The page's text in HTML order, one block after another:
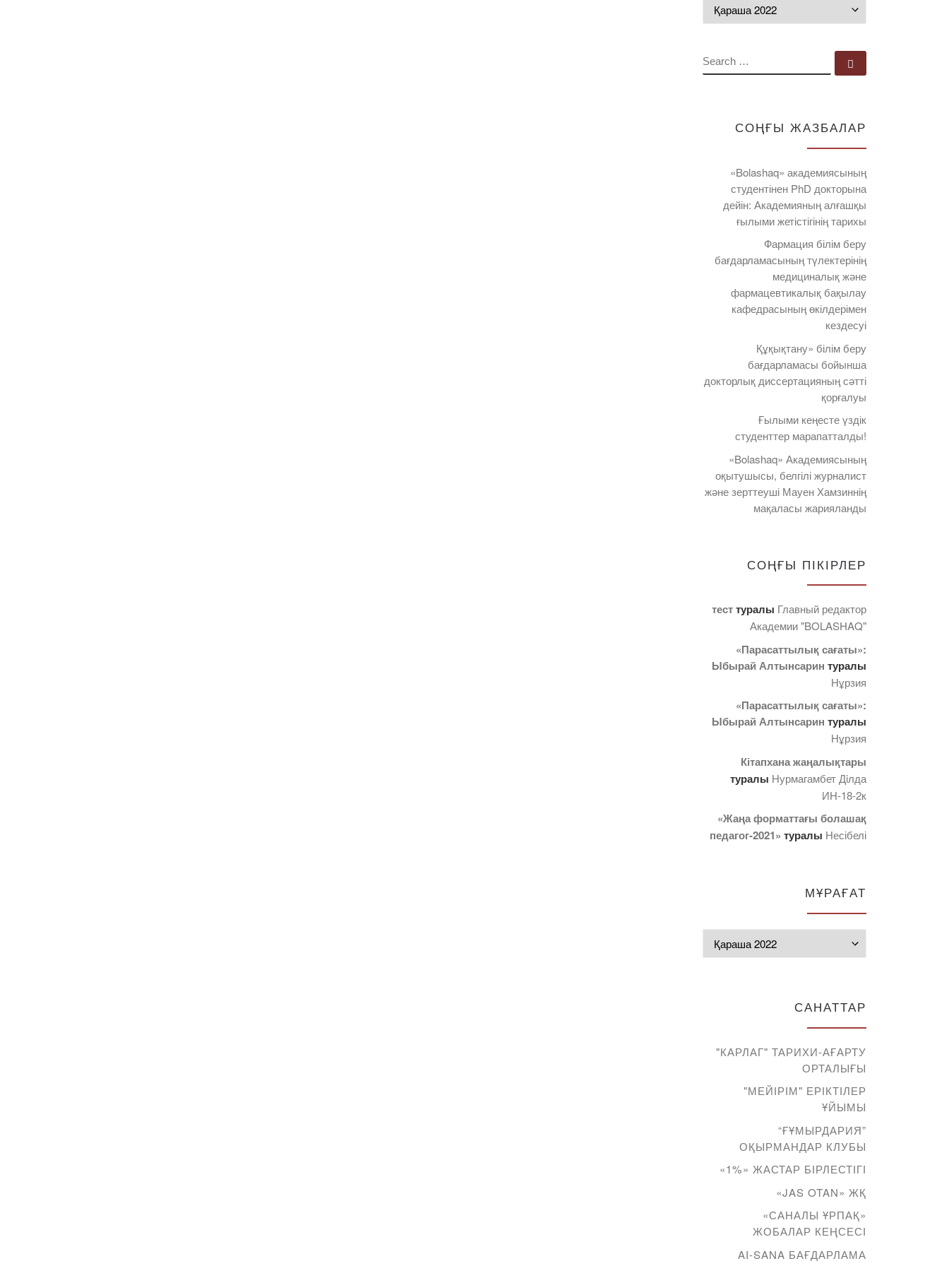
SEARCH
СОҢҒЫ ЖАЗБАЛАР
«Bolashaq» академиясының
студентінен PhD докторына
дейін: Академияның алғашқы
ғылыми жетістігінің тарихы
Фармация білім беру
бағдарламасының түлектерінің
медициналық және
фармацевтикалық бақылау
кафедрасының өкілдерімен
кездесуі
Құқықтану» білім беру
бағдарламасы бойынша
докторлық диссертацияның сәтті
қорғалуы
Ғылыми кеңесте үздік
студенттер марапатталды!
«Bolashaq» Академиясының
оқытушысы, белгілі журналист
және зерттеуші Мауен Хамзиннің
мақаласы жарияланды
СОҢҒЫ ПІКІРЛЕР
тесттуралы Главный редактор
Академии "BOLASHAQ"
«Парасаттылық сағаты»:
Ыбырай Алтынсарин туралы
Нұрзия
«Парасаттылық сағаты»:
Ыбырай Алтынсарин туралы
Нұрзия
Кітапхана жаңалықтары
туралы Нурмагамбет Дiлда
ИН-18-2к
«Жаңа форматтағы болашақ
педагог-2021» туралы Несібелі
МҰРАҒАТ
САНАТТАР
"КАРЛАГ" ТАРИХИ-АҒАРТУ
ОРТАЛЫҒЫ
"МЕЙІРІМ" ЕРІКТІЛЕР
ҰЙЫМЫ
“ҒҰМЫРДАРИЯ”
ОҚЫРМАНДАР КЛУБЫ
«1%» ЖАСТАР БІРЛЕСТІГІ
«JAS OTAN» ЖҚ
«САНАЛЫ ҰРПАҚ»
ЖОБАЛАР КЕҢСЕСІ
AI-SANA БАҒДАРЛАМА